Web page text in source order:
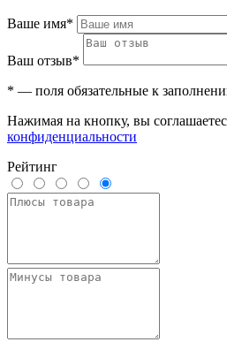
Ваше имя*
Ваш отзыв*
* — поля обязательные к
Нажимая на кнопку, вы
конфиденциальности
Рейтинг